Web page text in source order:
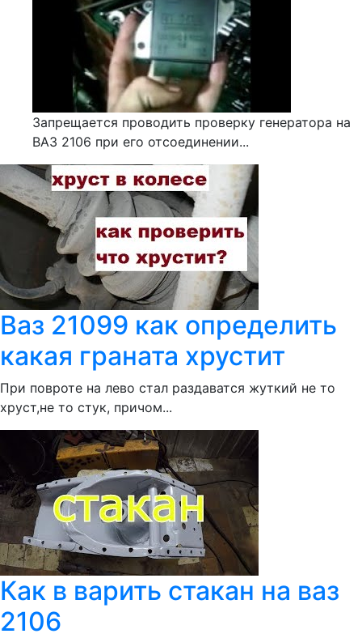
Запрещается проводить проверку генератора на
ВАЗ 2106 при его отсоединении...
Ваз 21099 как определить
какая граната хрустит
При повроте на лево стал раздаватся жуткий не то
хруст,не то стук, причом...
Как в варить стакан на ваз
2106